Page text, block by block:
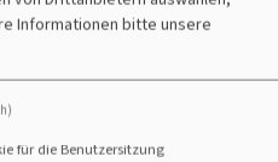
wurden in den
berufen:
Informationen bitte unsere
für die Benutzersitzung